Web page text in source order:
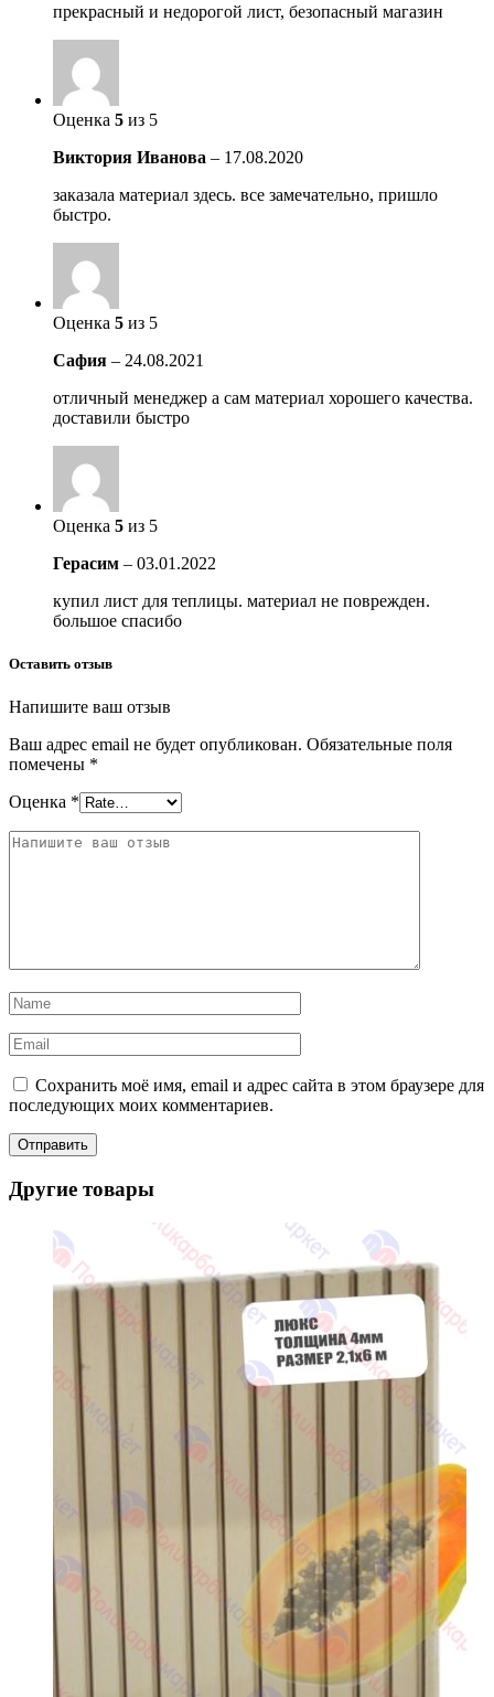
прекрасный и недорогой лист, безопасный магазин
Оценка 5 из 5
Виктория Иванова – 17.08.2020
заказала материал здесь. все замечательно, пришло
быстро.
Оценка 5 из 5
Сафия – 24.08.2021
отличный менеджер а сам материал хорошего качества.
доставили быстро
Оценка 5 из 5
Герасим – 03.01.2022
купил лист для теплицы. материал не поврежден.
большое спасибо
Оставить отзыв
Напишите ваш отзыв
Ваш адрес email не будет опубликован. Обязательные поля
помечены *
Оценка *
Сохранить моё имя, email и адрес сайта в этом браузере для
последующих моих комментариев.
Другие товары